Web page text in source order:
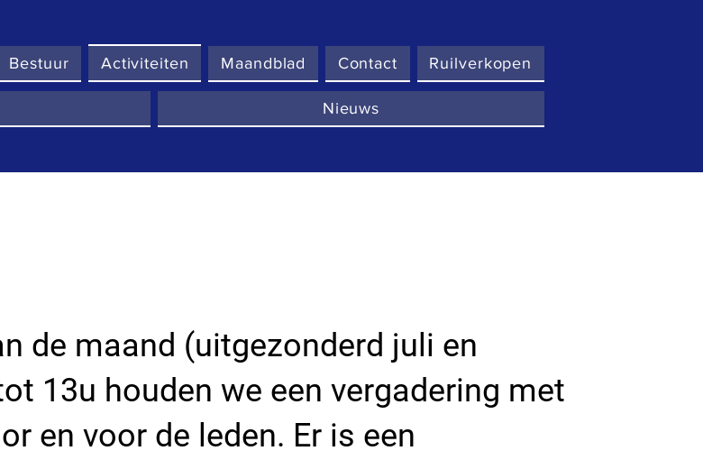
Bestuur Activiteiten Maandblad Contact Ruilverkopen
Nieuws
de maand (uitgezonderd juli en
13u houden we een vergadering met
en voor de leden. Er is een